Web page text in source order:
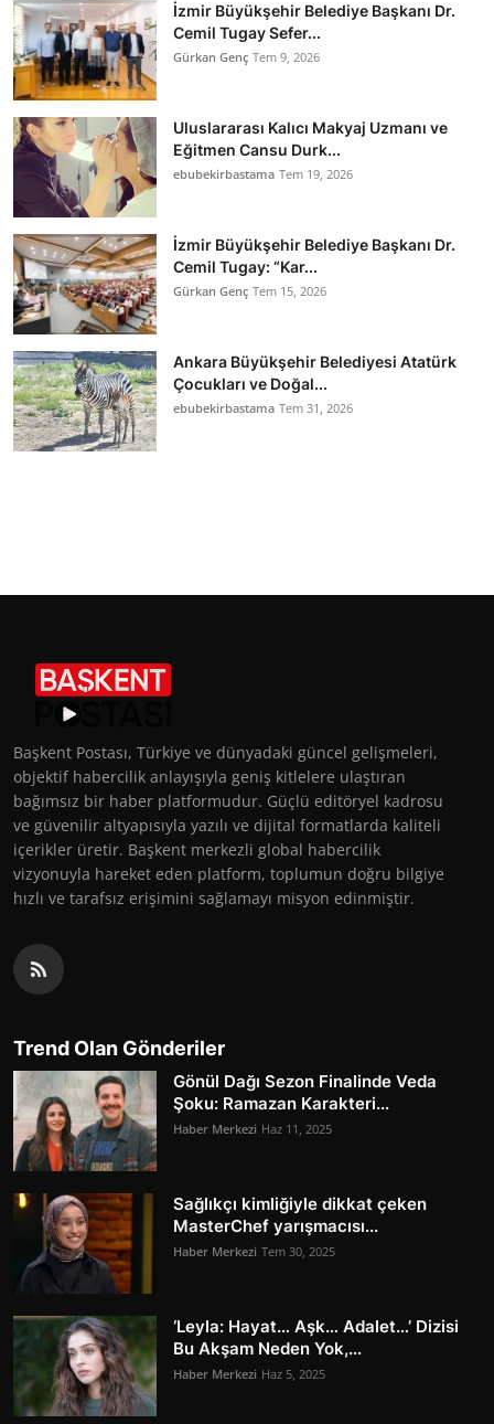
İzmir Büyükşehir Belediye Başkanı Dr.
Cemil Tugay Sefer...
Gürkan Genç Tem 9, 2026
Uluslararası Kalıcı Makyaj Uzmanı ve
Eğitmen Cansu Durk...
ebubekirbastama Tem 19, 2026
İzmir Büyükşehir Belediye Başkanı Dr.
Cemil Tugay: “Kar...
Gürkan Genç Tem 15, 2026
Ankara Büyükşehir Belediyesi Atatürk
Çocukları ve Doğal...
ebubekirbastama Tem 31, 2026
Başkent Postası, Türkiye ve dünyadaki güncel gelişmeleri,
objektif habercilik anlayışıyla geniş kitlelere ulaştıran
bağımsız bir haber platformudur. Güçlü editöryel kadrosu
ve güvenilir altyapısıyla yazılı ve dijital formatlarda kaliteli
içerikler üretir. Başkent merkezli global habercilik
vizyonuyla hareket eden platform, toplumun doğru bilgiye
hızlı ve tarafsız erişimini sağlamayı misyon edinmiştir.
Trend Olan Gönderiler
Gönül Dağı Sezon Finalinde Veda
Şoku: Ramazan Karakteri...
Haber Merkezi Haz 11, 2025
Sağlıkçı kimliğiyle dikkat çeken
MasterChef yarışmacısı...
Haber Merkezi Tem 30, 2025
‘Leyla: Hayat… Aşk… Adalet…’ Dizisi
Bu Akşam Neden Yok,...
Haber Merkezi Haz 5, 2025